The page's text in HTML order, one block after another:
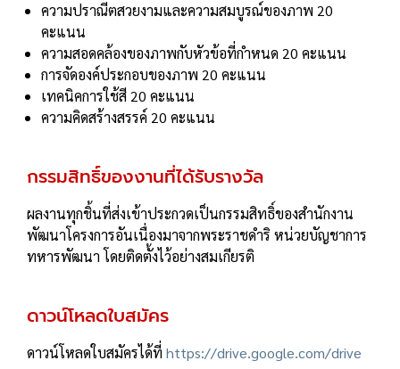
ความปราณีตสวยงามและความสมบูรณ์ของภาพ 20
คะแนน
ความสอดคล้องของภาพกับหัวข้อที่กําหนด 20 คะแนน
การจัดองค์ประกอบของภาพ 20 คะแนน
เทคนิคการใช้สี20 คะแนน
ความคิดสร้างสรรค์ 20 คะแนน
กรรมสิทธิ์ของงานที่ได้รับรางวัล
ผลงานทุกชิ้นที่ส่งเข้าประกวดเป็นกรรมสิทธิ์ของสํานักงาน
พัฒนาโครงการอันเนื่องมาจากพระราชดําริ หน่วยบัญชาการ
ทหารพัฒนา โดยติดตั้งไว้อย่างสมเกียรติ
ดาวน์โหลดใบสมัคร
ดาวน์โหลดใบสมัครได้ที่ https://drive.google.com/drive